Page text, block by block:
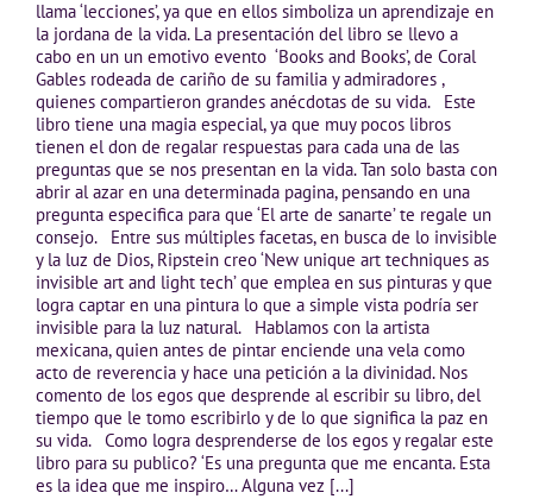
llama ‘lecciones’, ya que en ellos simboliza un aprendizaje en
la jordana de la vida. La presentación del libro se llevo a
cabo en un un emotivo evento ‘Books and Books’, de Coral
Gables rodeada de cariño de su familia y admiradores ,
quienes compartieron grandes anécdotas de su vida. Este
libro tiene una magia especial, ya que muy pocos libros
tienen el don de regalar respuestas para cada una de las
preguntas que se nos presentan en la vida. Tan solo basta con
abrir al azar en una determinada pagina, pensando en una
pregunta especifica para que ‘El arte de sanarte’ te regale un
consejo. Entre sus múltiples facetas, en busca de lo invisible
y la luz de Dios, Ripstein creo ‘New unique art techniques as
invisible art and light tech’ que emplea en sus pinturas y que
logra captar en una pintura lo que a simple vista podría ser
invisible para la luz natural. Hablamos con la artista
mexicana, quien antes de pintar enciende una vela como
acto de reverencia y hace una petición a la divinidad. Nos
comento de los egos que desprende al escribir su libro, del
tiempo que le tomo escribirlo y de lo que significa la paz en
su vida. Como logra desprenderse de los egos y regalar este
libro para su publico? ‘Es una pregunta que me encanta. Esta
es la idea que me inspiro… Alguna vez [...]